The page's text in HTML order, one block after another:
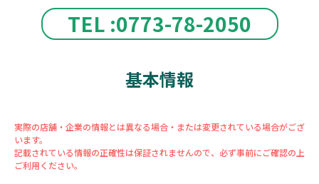
TEL :0773-78-2050
基本情報
実際の店舗・企業の情報とは異なる場合・または変更されている場合がござ
います。
記載されている情報の正確性は保証されませんので、必ず事前にご確認の上
ご利用ください。